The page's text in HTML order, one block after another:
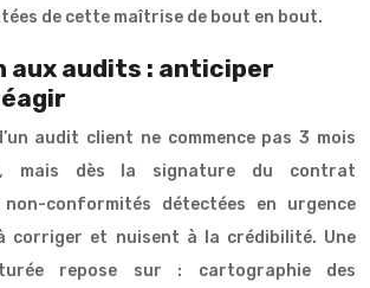
de cette maîtrise de bout en bout.
aux audits : anticiper
audit client ne commence pas 3 mois
mais dès la signature du contrat
non-conformités détectées en urgence
corriger et nuisent à la crédibilité. Une
repose sur : cartographie des